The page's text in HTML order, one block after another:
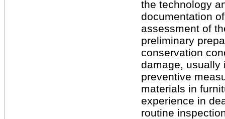
the technology
documentation
assessment of
preliminary
conservation
damage, usually
preventive
materials in
experience in
routine